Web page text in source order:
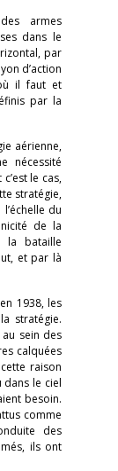
armes
dans le
par
d’action
il faut et
par la
aérienne,
nécessité
le cas,
stratégie,
du
de la
la bataille
et par là
1938, les
stratégie.
sein des
calquées
raison
dans le ciel
besoin.
comme
des
ils ont